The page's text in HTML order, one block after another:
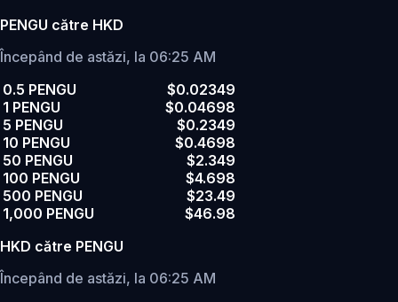
PENGU către HKD
Începând de astăzi, la 06:25 AM
0.5 PENGU
$0.02349
1 PENGU
$0.04698
5 PENGU
$0.2349
10 PENGU
$0.4698
50 PENGU
$2.349
100 PENGU
$4.698
500 PENGU
$23.49
1,000 PENGU
$46.98
HKD către PENGU
Începând de astăzi, la 06:25 AM